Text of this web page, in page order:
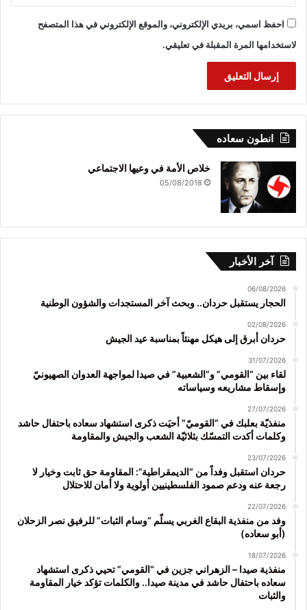
احفظ اسمي، بريدي الإلكتروني، والموقع الإلكتروني في هذا المتصفح
لاستخدامها المرة المقبلة في تعليقي.
انطون سعاده
خلاص الأمة في وعيها الاجتماعي
05/08/2018
آخر الأخبار
06/08/2026
الحجار يستقبل حردان.. وبحث آخر المستجدات والشؤون الوطنية
02/08/2026
حردان أبرق إلى هيكل مهنئاً بمناسبة عيد الجيش
31/07/2026
لقاء بين “القومي” و”الشعبية” في صيدا لمواجهة العدوان الصهيونيّ
وإسقاط مشاريعه وسياساته
27/07/2026
منفذيّة بعلبك في “القوميّ” أحيَت ذكرى استشهاد سعاده باحتفال حاشد
وكلمات أكدت التمسّك بثلاثيّة الشعب والجيش والمقاومة
23/07/2026
حردان استقبل وفداً من “الديمقراطية”: المقاومة حق ثابت وخيار لا
رجعة عنه ودعم صمود الفلسطينيين أولوية ولا أمان للاحتلال
22/07/2026
وفد من منفذية البقاع الغربي يسلّم “وسام الثبات” للرفيق نصر الزحلان
(أبو سعاده)
18/07/2026
منفذية صيدا – الزهراني جزين في “القومي” تحيي ذكرى استشهاد
سعاده باحتفال حاشد في مدينة صيدا.. والكلمات تؤكد خيار المقاومة
والثبات